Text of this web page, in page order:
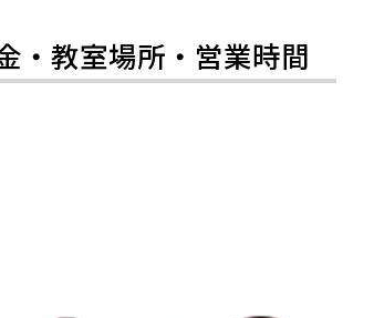
・教室場所・営業時間